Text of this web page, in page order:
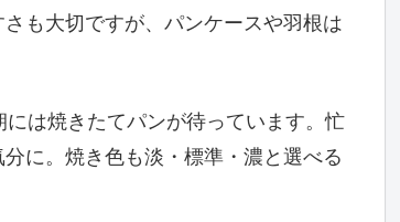
も大切ですが、パンケースや羽根は
は焼きたてパンが待っています。忙
に。焼き色も淡・標準・濃と選べる